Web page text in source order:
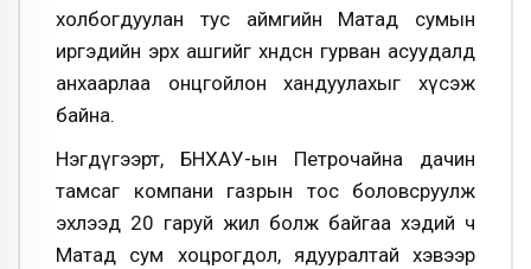
холбогдуулан тус аймгийн Матад сумын
иргэдийн эрх ашгийг хөндсөн гурван асуудалд
анхаарлаа онцгойлон хандуулахыг хүсэж
байна.
Нэгдүгээрт, БНХАУ-ын Петрочайна дачин
тамсаг компани газрын тос боловсруулж
эхлээд 20 гаруй жил болж байгаа хэдий ч
Матад сум хоцрогдол, ядууралтай хэвээр